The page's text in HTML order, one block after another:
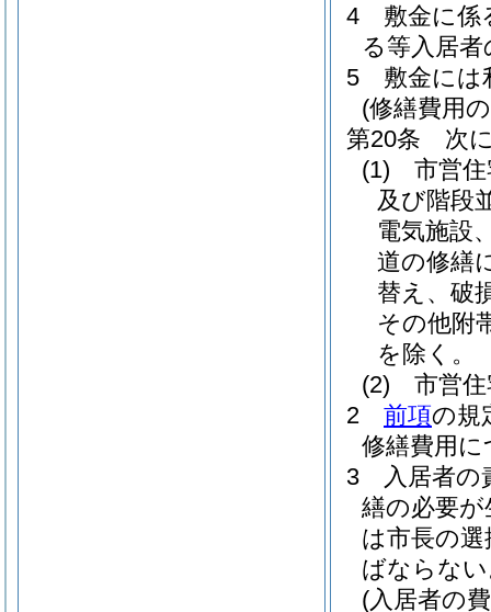
4
敷金に係
る等入居
5
敷金には
(修繕費用
第20条
次
(1)
市営
及び階段
電気施設
道の修繕
替え、破
その他附
を除く。
(2)
市営
2
前項の規
修繕費用
3
入居者
繕の必要
は市長の
ばならな
(入居者の